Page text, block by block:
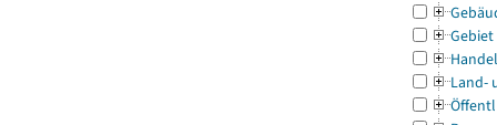
Gebiet
Land-